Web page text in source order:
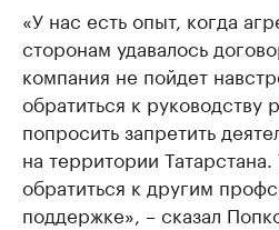
«У нас есть опыт, когда
сторонам удавалось
компания не пойдет
обратиться к руководству
попросить запретить
на территории
обратиться к другим
поддержке», – сказал